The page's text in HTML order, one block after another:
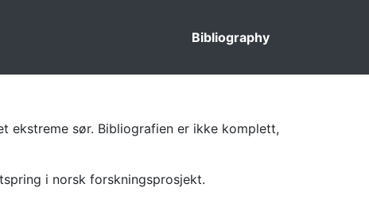
Bibliography
ekstreme sør. Bibliografien er ikke komplett,
i norsk forskningsprosjekt.